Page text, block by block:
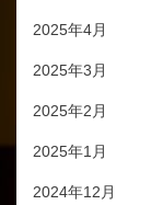
2025年4月
2025年3月
2025年2月
2025年1月
2024年12月